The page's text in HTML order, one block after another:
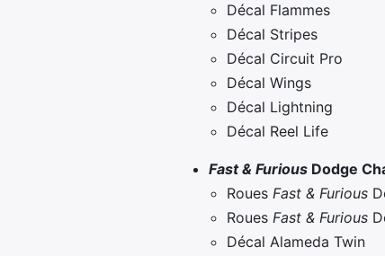
Décal Flammes
Décal Stripes
Décal Circuit Pro
Décal Wings
Décal Lightning
Décal Reel Life
Fast & Furious Dodge
Roues Fast & Furious
Roues Fast & Furious
Décal Alameda Twin